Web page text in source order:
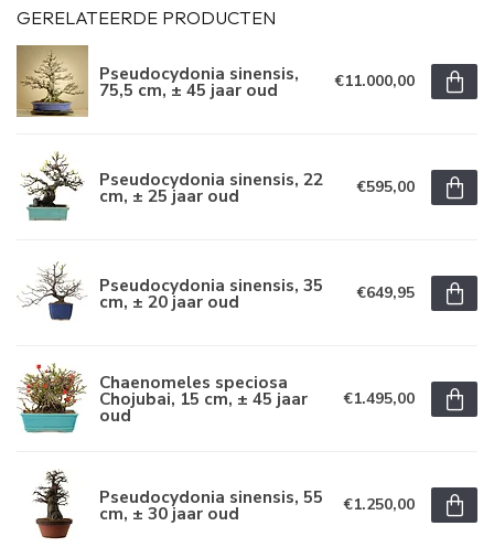
GERELATEERDE PRODUCTEN
Pseudocydonia sinensis,
75,5 cm, ± 45 jaar oud €11.000,00
Pseudocydonia sinensis, 22
cm, ± 25 jaar oud €595,00
Pseudocydonia sinensis, 35
cm, ± 20 jaar oud €649,95
Chaenomeles speciosa
Chojubai, 15 cm, ± 45 jaar
oud
€1.495,00
Pseudocydonia sinensis, 55
cm, ± 30 jaar oud €1.250,00